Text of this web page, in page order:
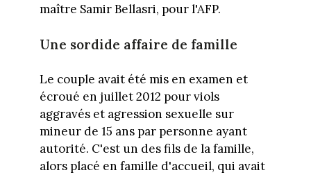
maître Samir Bellasri, pour l'AFP.
Une sordide affaire de famille
Le couple avait été mis en examen et
écroué en juillet 2012 pour viols
aggravés et agression sexuelle sur
mineur de 15 ans par personne ayant
autorité. C'est un des fils de la famille,
alors placé en famille d'accueil, qui avait